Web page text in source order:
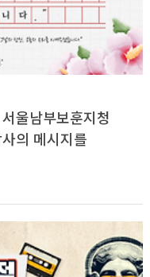
울남부보훈지청
의 메시지를